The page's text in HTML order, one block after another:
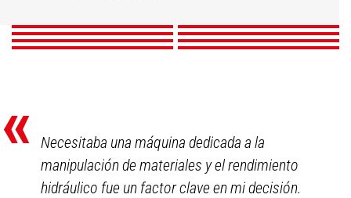
DESCUBRIR DESCUBRIR
DESCUBRIR DESCUBRIR
DESCUBRIR DESCUBRIR
«
Necesitaba una máquina dedicada a la
manipulación de materiales y el rendimiento
hidráulico fue un factor clave en mi decisión.